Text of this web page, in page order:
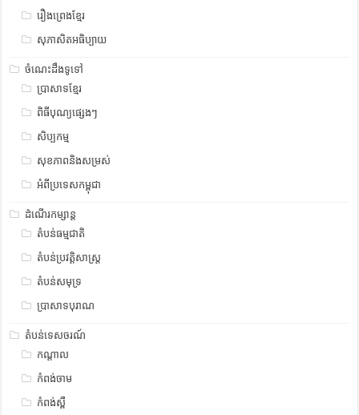
រឿងព្រេងខ្មែរ
សុភាសិតអធិប្បាយ
ចំណេះដឹងទូទៅ
ប្រាសាទខ្មែរ
ពិធីបុណ្យផ្សេងៗ
សិប្បកម្ម
សុខភាពនិងសម្រស់
អំពីប្រទេសកម្ពុជា
ដំណើរកម្សាន្ត
តំបន់ធម្មជាតិ
តំបន់ប្រវត្តិសាស្រ្ត
តំបន់សមុទ្រ
ប្រាសាទបុរាណ
តំបន់ទេសចរណ៍
កណ្តាល
កំពង់ចាម
កំពង់ស្ពឺ